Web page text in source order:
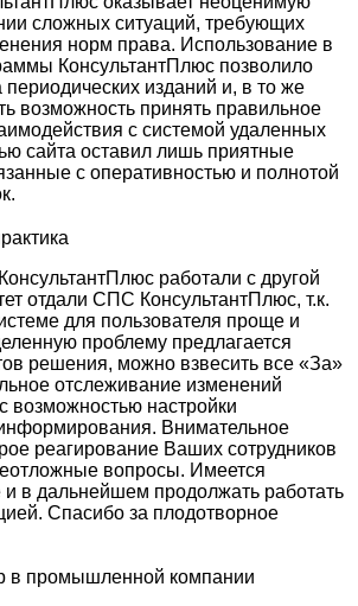
сложных ситуаций, требующих
норм права. Использование в
КонсультантПлюс позволило
периодических изданий и, в то же
возможность принять правильное
с системой удаленных
сайта оставил лишь приятные
с оперативностью и полнотой
работали с другой
отдали СПС КонсультантПлюс, т.к.
для пользователя проще и
проблему предлагается
решения, можно взвесить все «За»
отслеживание изменений
возможностью настройки
Внимательное
реагирование Ваших сотрудников
вопросы. Имеется
в дальнейшем продолжать работать
Спасибо за плодотворное
в промышленной компании